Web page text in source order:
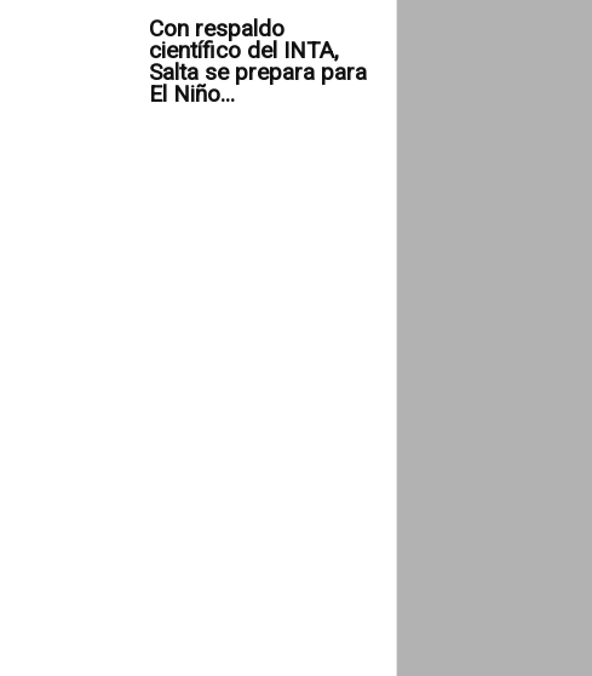
Con respaldo
científico del INTA,
Salta se prepara para
El Niño...